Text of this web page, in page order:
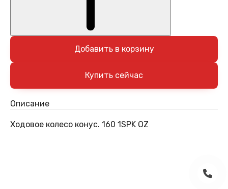
Добавить в корзину
Описание
Ходовое колесо конус. 160 1SPK OZ